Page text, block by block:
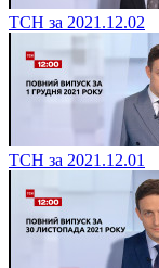
ТСН за 2021.12.02
ТСН за 2021.12.01